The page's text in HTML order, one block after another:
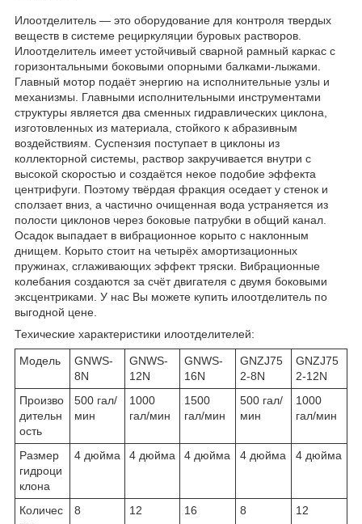
Илоотделитель — это оборудование для контроля твердых
веществ в системе рециркуляции буровых растворов.
Илоотделитель имеет устойчивый сварной рамный каркас с
горизонтальными боковыми опорными балками-лыжами.
Главный мотор подаёт энергию на исполнительные узлы и
механизмы. Главными исполнительными инструментами
структуры является два сменных гидравлических циклона,
изготовленных из материала, стойкого к абразивным
воздействиям. Суспензия поступает в циклоны из
коллекторной системы, раствор закручивается внутри с
высокой скоростью и создаётся некое подобие эффекта
центрифуги. Поэтому твёрдая фракция оседает у стенок и
сползает вниз, а частично очищенная вода устраняется из
полости циклонов через боковые патрубки в общий канал.
Осадок выпадает в вибрационное корыто с наклонным
днищем. Корыто стоит на четырёх амортизационных
пружинах, сглаживающих эффект тряски. Вибрационные
колебания создаются за счёт двигателя с двумя боковыми
эксцентриками. У нас Вы можете купить илоотделитель по
выгодной цене.
Техические характеристики илоотделителей:
Модель
GNWS-
8N
GNWS-
12N
GNWS-
16N
GNZJ75
2-8N
GNZJ75
2-12N
Произво
дительн
ость
500 гал/
мин
1000
гал/мин
1500
гал/мин
500 гал/
мин
1000
гал/мин
Размер
гидроци
клона
4 дюйма 4 дюйма 4 дюйма 4 дюйма 4 дюйма
Количес
8 12 16 8 12